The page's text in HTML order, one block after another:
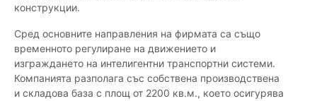
конструкции.
Сред основните направления на фирмата са също
временното регулиране на движението и
изграждането на интелигентни транспортни системи.
Компанията разполага със собствена производствена
и складова база с площ от 2200 кв.м., което осигурява